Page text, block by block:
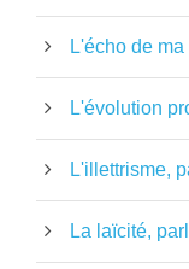
L'écho de
L'évolution
L'illettrisme,
La laïcité,